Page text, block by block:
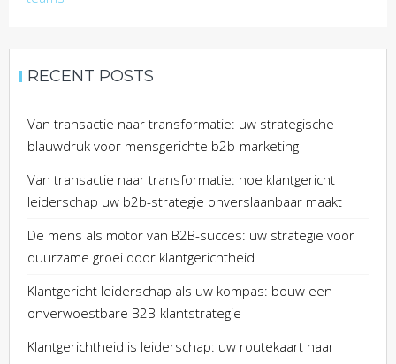
RECENT POSTS
Van transactie naar transformatie: uw strategische
blauwdruk voor mensgerichte b2b-marketing
Van transactie naar transformatie: hoe klantgericht
leiderschap uw b2b-strategie onverslaanbaar maakt
De mens als motor van B2B-succes: uw strategie voor
duurzame groei door klantgerichtheid
Klantgericht leiderschap als uw kompas: bouw een
onverwoestbare B2B-klantstrategie
Klantgerichtheid is leiderschap: uw routekaart naar